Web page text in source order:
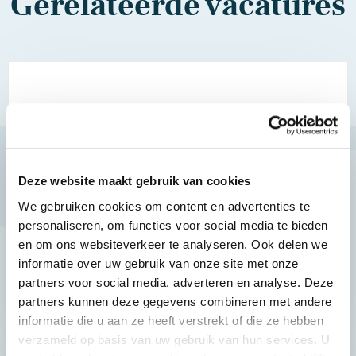
Deze website maakt gebruik van cookies
We gebruiken cookies om content en advertenties te
personaliseren, om functies voor social media te bieden
en om ons websiteverkeer te analyseren. Ook delen we
informatie over uw gebruik van onze site met onze
partners voor social media, adverteren en analyse. Deze
partners kunnen deze gegevens combineren met andere
informatie die u aan ze heeft verstrekt of die ze hebben
verzameld op basis van uw gebruik van hun services. U
omgeving
Eemnes, hybride 24 - 40 uur Flextender
Ben jij een Jurist Arbeidsrecht
met ervaring op het gebied
van het adviseren inzake
complexe inhuurconstructies
en het opstellen van
waterdichte contr…
BEKIJK VACATURE